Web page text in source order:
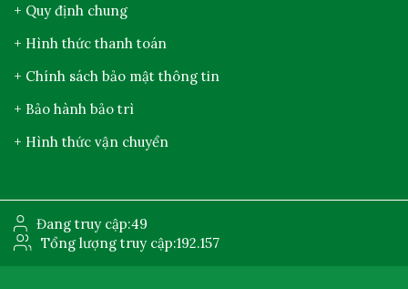
+ Quy định chung
+ Hình thức thanh toán
+ Chính sách bảo mật thông tin
+ Bảo hành bảo trì
+ Hình thức vận chuyển
Đang truy cập:49
Tổng lượng truy cập:192.157